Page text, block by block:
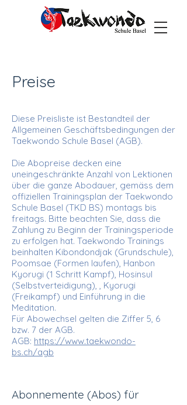
Preise
Diese Preisliste ist Bestandteil der
Allgemeinen Geschäftsbedingungen der
Taekwondo Schule Basel (AGB).
Die Abopreise decken eine
uneingeschränkte Anzahl von Lektionen
über die ganze Abodauer, gemäss dem
offiziellen Trainingsplan der Taekwondo
Schule Basel (TKD BS) montags bis
freitags. Bitte beachten Sie, dass die
Zahlung zu Beginn der Trainingsperiode
zu erfolgen hat. Taekwondo Trainings
beinhalten Kibondondjak (Grundschule),
Poomsae (Formen laufen), Hanbon
Kyorugi (1 Schritt Kampf), Hosinsul
(Selbstverteidigung), , Kyorugi
(Freikampf) und Einführung in die
Meditation.
Für Abowechsel gelten die Ziffer 5, 6
bzw. 7 der AGB.
AGB: https://www.taekwondo-
bs.ch/agb
Abonnemente (Abos) für